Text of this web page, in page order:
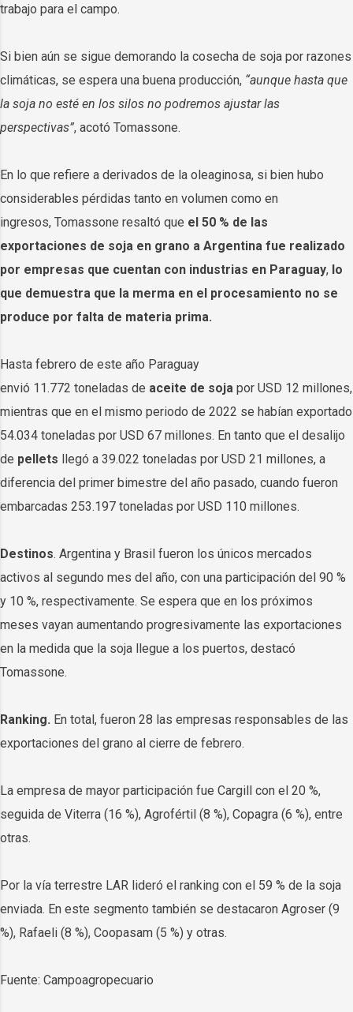
trabajo para el campo.
Si bien aún se sigue demorando la cosecha de soja por razones
climáticas, se espera una buena producción, “aunque hasta que
la soja no esté en los silos no podremos ajustar las
perspectivas”, acotó Tomassone.
En lo que refiere a derivados de la oleaginosa, si bien hubo
considerables pérdidas tanto en volumen como en
ingresos, Tomassone resaltó que el 50 % de las
exportaciones de soja en grano a Argentina fue realizado
por empresas que cuentan con industrias en Paraguay, lo
que demuestra que la merma en el procesamiento no se
produce por falta de materia prima.
Hasta febrero de este año Paraguay
envió 11.772 toneladas de aceite de soja por USD 12 millones,
mientras que en el mismo periodo de 2022 se habían exportado
54.034 toneladas por USD 67 millones. En tanto que el desalijo
de pellets llegó a 39.022 toneladas por USD 21 millones, a
diferencia del primer bimestre del año pasado, cuando fueron
embarcadas 253.197 toneladas por USD 110 millones.
Destinos. Argentina y Brasil fueron los únicos mercados
activos al segundo mes del año, con una participación del 90 %
y 10 %, respectivamente. Se espera que en los próximos
meses vayan aumentando progresivamente las exportaciones
en la medida que la soja llegue a los puertos, destacó
Tomassone.
Ranking. En total, fueron 28 las empresas responsables de las
exportaciones del grano al cierre de febrero.
La empresa de mayor participación fue Cargill con el 20 %,
seguida de Viterra (16 %), Agrofértil (8 %), Copagra (6 %), entre
otras.
Por la vía terrestre LAR lideró el ranking con el 59 % de la soja
enviada. En este segmento también se destacaron Agroser (9
%), Rafaeli (8 %), Coopasam (5 %) y otras.
Fuente: Campoagropecuario